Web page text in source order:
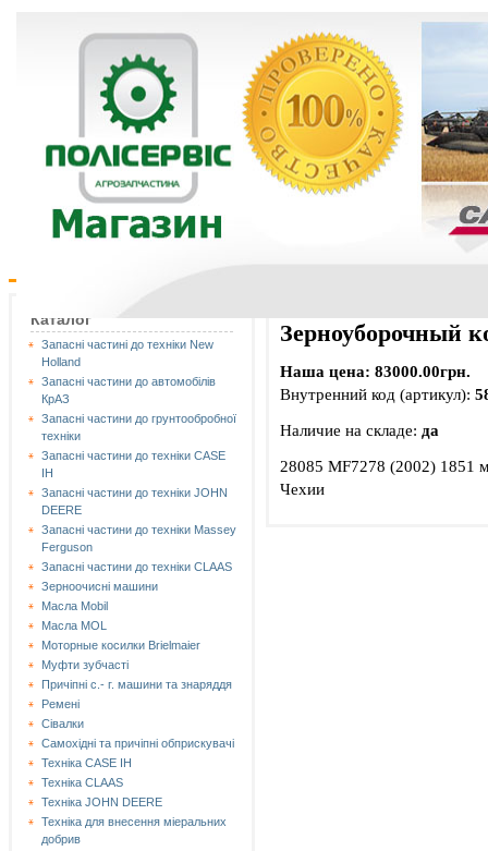
Каталог
Запасні частині до техніки New
Holland
Запасні частини до автомобілів
КрАЗ
Запасні частини до грунтообробної
техніки
Запасні частини до техніки CASE
IH
Запасні частини до техніки JOHN
DEERE
Запасні частини до техніки Massey
Ferguson
Запасні частини до техніки СLAAS
Зерноочисні машини
Масла Mobil
Масла MOL
Моторные косилки Brielmaier
Муфти зубчасті
Причіпні с.- г. машини та знаряддя
Ремені
Сівалки
Самохідні та причіпні обприскувачі
Техніка CASE IH
Техніка CLAAS
Техніка JOHN DEERE
Техніка для внесення міеральних
добрив
Зерноуборочный
Наша цена: 83000.00грн.
Внутренний код (артикул):
Наличие на складе: да
28085 MF7278 (2002) 1851
Чехии